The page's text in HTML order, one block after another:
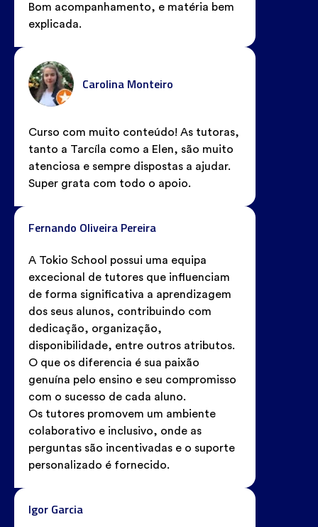
Bom acompanhamento, e matéria bem
explicada.
Carolina Monteiro
Curso com muito conteúdo! As tutoras,
tanto a Tarcíla como a Elen, são muito
atenciosa e sempre dispostas a ajudar.
Super grata com todo o apoio.
Fernando Oliveira Pereira
A Tokio School possui uma equipa
excecional de tutores que influenciam
de forma significativa a aprendizagem
dos seus alunos, contribuindo com
dedicação, organização,
disponibilidade, entre outros atributos.
O que os diferencia é sua paixão
genuína pelo ensino e seu compromisso
com o sucesso de cada aluno.
Os tutores promovem um ambiente
colaborativo e inclusivo, onde as
perguntas são incentivadas e o suporte
personalizado é fornecido.
Igor Garcia